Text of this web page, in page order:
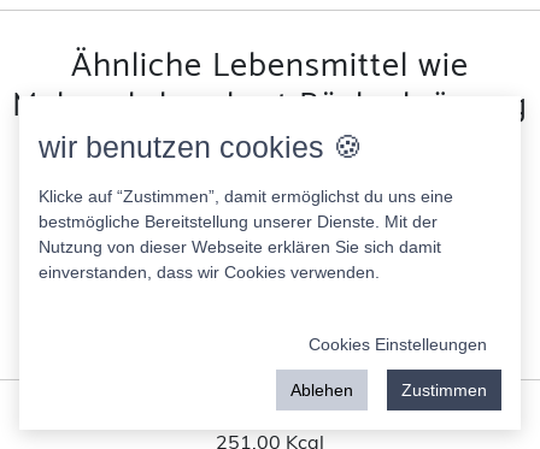
Ähnliche Lebensmittel wie
Malzmehrkornbrot Bäckerkrönung
nach Kohlenhydratanteil
Rosinenbrot Kleine Rosine Walters Brotschmiede
307.00 Kcal
Fett:4.40 g
6.30 g
Haselnuss Vollkornbrot rewe
251.00 Kcal
wir benutzen cookies 🍪
Klicke auf “Zustimmen”, damit ermöglichst du uns eine
bestmögliche Bereitstellung unserer Dienste. Mit der
Nutzung von dieser Webseite erklären Sie sich damit
einverstanden, dass wir Cookies verwenden.
Cookies Einstelleungen
Ablehen Zustimmen